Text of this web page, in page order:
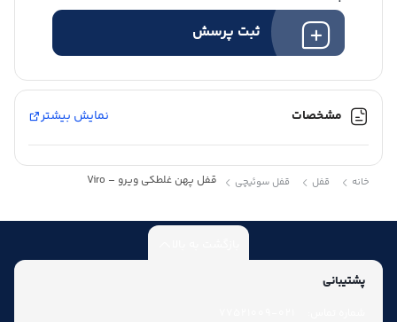
ثبت پرسش
مشخصات نمایش بیشتر
خانه قفل قفل سوئیچی قفل پهن غلطکی ویرو – Viro
پشتیبانی